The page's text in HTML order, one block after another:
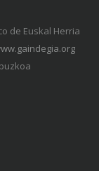
de Euskal Herria